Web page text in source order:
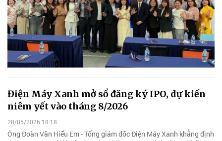
Điện Máy Xanh mở sổ đăng ký IPO, dự kiến
niêm yết vào tháng 8/2026
28/05/2026 18:18
Ông Đoàn Văn Hiểu Em - Tổng giám đốc Điện Máy Xanh khẳng định